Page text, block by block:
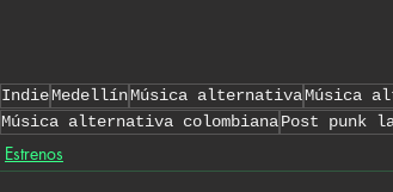
IndieMedellínMúsica alternativaMúsica
Música alternativa colombianaPost punk
Estrenos